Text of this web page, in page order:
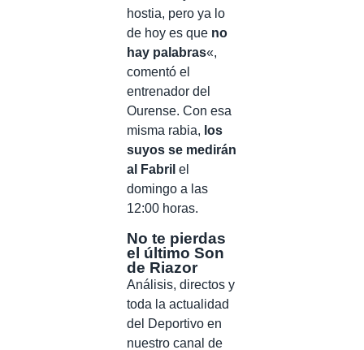
hostia, pero ya lo
de hoy es que no
hay palabras«,
comentó el
entrenador del
Ourense. Con esa
misma rabia, los
suyos se medirán
al Fabril el
domingo a las
12:00 horas.
No te pierdas
el último Son
de Riazor
Análisis, directos y
toda la actualidad
del Deportivo en
nuestro canal de